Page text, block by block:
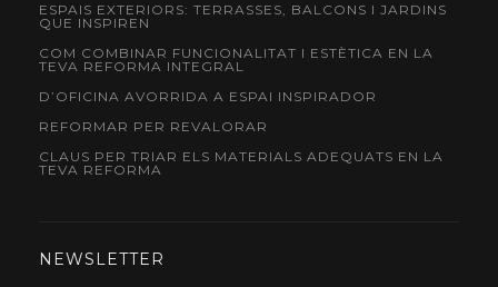
ESPAIS EXTERIORS: TERRASSES, BALCONS I JARDINS
QUE INSPIREN
COM COMBINAR FUNCIONALITAT I ESTÈTICA EN LA
TEVA REFORMA INTEGRAL
D’OFICINA AVORRIDA A ESPAI INSPIRADOR
REFORMAR PER REVALORAR
CLAUS PER TRIAR ELS MATERIALS ADEQUATS EN LA
TEVA REFORMA
NEWSLETTER